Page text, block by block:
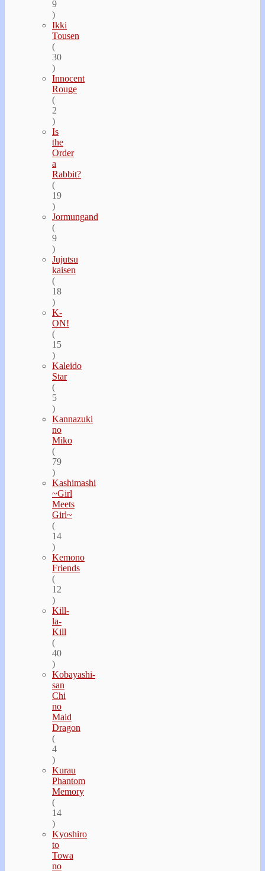
9
)
Ikki
Tousen
(
30
)
Innocent
Rouge
(
2
)
Is
the
Order
a
Rabbit?
(
19
)
Jormungand
(
9
)
Jujutsu
kaisen
(
18
)
K-
ON!
(
15
)
Kaleido
Star
(
5
)
Kannazuki
no
Miko
(
79
)
Kashimashi
~Girl
Meets
Girl~
(
14
)
Kemono
Friends
(
12
)
Kill-
la-
Kill
(
40
)
Kobayashi-
san
Chi
no
Maid
Dragon
(
4
)
Kurau
Phantom
Memory
(
14
)
Kyoshiro
to
Towa
no